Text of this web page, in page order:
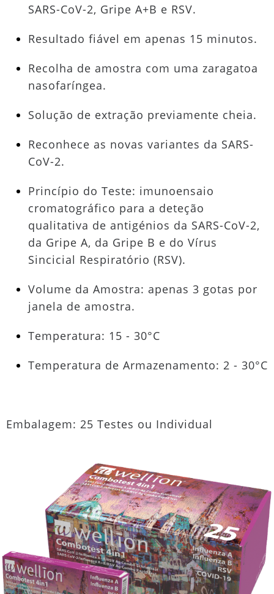
SARS-CoV-2, Gripe A+B e RSV.
Resultado fiável em apenas 15 minutos.
Recolha de amostra com uma zaragatoa
nasofaríngea.
Solução de extração previamente cheia.
Reconhece as novas variantes da SARS-
CoV-2.
Princípio do Teste: imunoensaio
cromatográfico para a deteção
qualitativa de antigénios da SARS-CoV-2,
da Gripe A, da Gripe B e do Vírus
Sincicial Respiratório (RSV).
Volume da Amostra: apenas 3 gotas por
janela de amostra.
Temperatura: 15 - 30°C
Temperatura de Armazenamento: 2 - 30°C
Embalagem: 25 Testes ou Individual